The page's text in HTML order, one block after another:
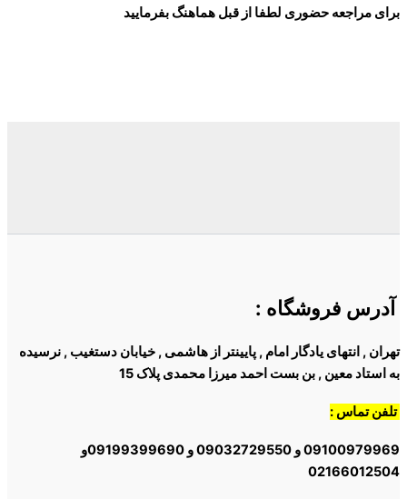
برای مراجعه حضوری لطفا از قبل هماهنگ بفرمایید
آدرس فروشگاه :
تهران , انتهای یادگار امام , پایینتر از هاشمی , خیابان دستغیب , نرسیده
به استاد معین , بن بست احمد میرزا محمدی پلاک 15
تلفن تماس :
09100979969 و 09032729550 و 09199399690و
02166012504